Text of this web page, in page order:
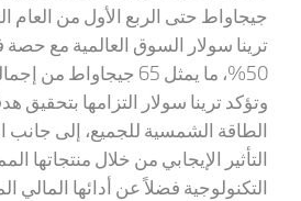
جيجاواط حتى الربع الأول من العام
ترينا سولار السوق العالمية مع
50%، ما يمثل 65
وتؤكد ترينا سولار التزامها بتحقيق
الطاقة الشمسية للجميع، إلى
التأثير الإيجابي من خلال منتجاتها
التكنولوجية فضلاً عن أدائها المالي